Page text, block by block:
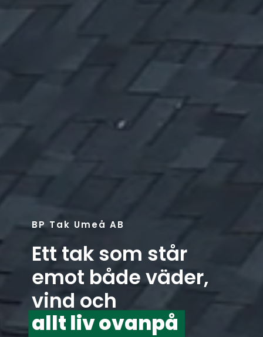
BP Tak Umeå AB
Ett tak som står
emot både väder,
vind och
allt liv ovanpå